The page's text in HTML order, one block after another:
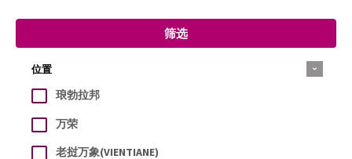
筛选
位置
琅勃拉邦
万荣
老挝万象(VIENTIANE)